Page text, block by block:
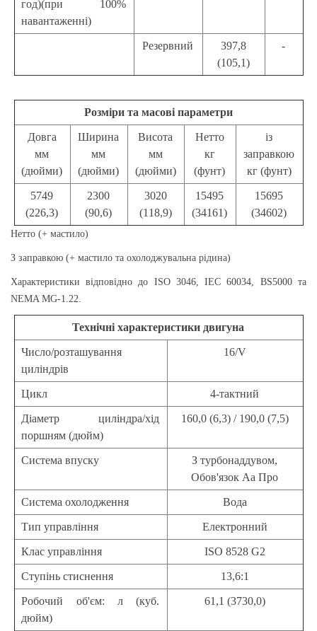
год)(при 100%
навантаженні)
Резервний
397,8
(105,1)
-
Розміри та масові параметри
Довга
мм
(дюйми)
Ширина
мм
(дюйми)
Висота
мм
(дюйми)
Нетто
кг
(фунт)
із
заправкою
кг (фунт)
5749
(226,3)
2300
(90,6)
3020
(118,9)
15495
(34161)
15695
(34602)
Нетто (+ мастило)
З заправкою (+ мастило та охолоджувальна рідина)
Характеристики відповідно до ISO 3046, IEC 60034, BS5000 та
NEMA MG-1.22.
Технічні характеристики двигуна
Число/розташування
циліндрів
16/V
Цикл 4-тактний
Діаметр циліндра/хід
поршням (дюйм)
160,0 (6,3) / 190,0 (7,5)
Система впуску
З турбонаддувом,
Обов'язок Аа Про
Система охолодження Вода
Тип управління Електронний
Клас управління ISO 8528 G2
Ступінь стиснення 13,6:1
Робочий об'єм: л (куб.
дюйм)
61,1 (3730,0)